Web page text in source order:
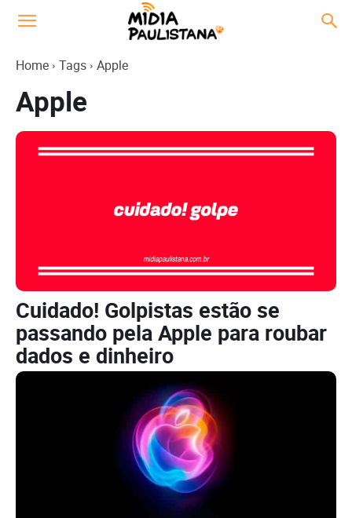
Home Tags Apple
Apple
Cuidado! Golpistas estão se
passando pela Apple para roubar
dados e dinheiro